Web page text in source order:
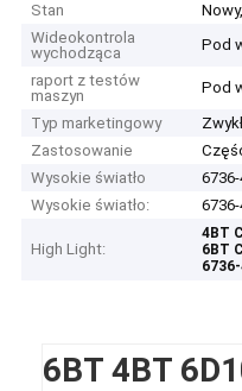
Stan
Wideokontrola
wychodząca
Pod
raport z testów
maszyn
Pod
Typ marketingowy
Zastosowanie
Wysokie światło
Wysokie światło:
High Light:
4BT
6BT
6BT 4BT